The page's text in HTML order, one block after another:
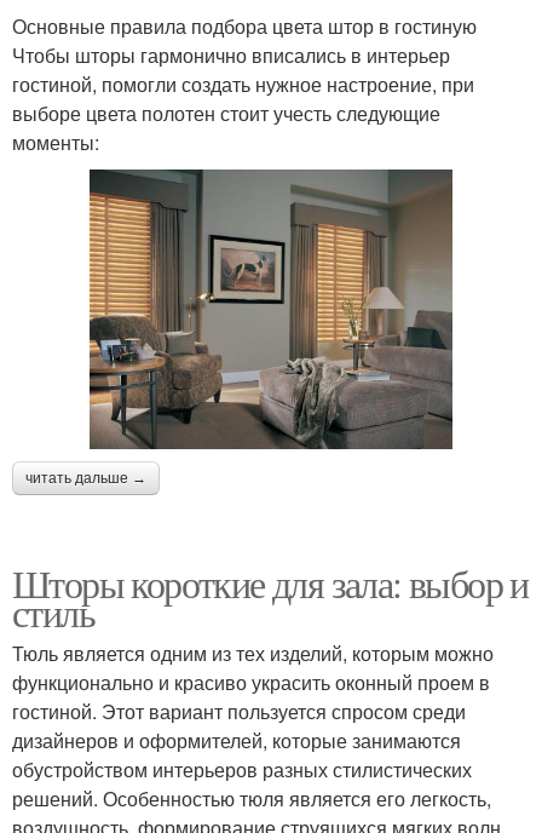
Основные правила подбора цвета штор в гостиную
Чтобы шторы гармонично вписались в интерьер
гостиной, помогли создать нужное настроение, при
выборе цвета полотен стоит учесть следующие
моменты:
читать дальше →
Шторы короткие для зала: выбор и
стиль
Тюль является одним из тех изделий, которым можно
функционально и красиво украсить оконный проем в
гостиной. Этот вариант пользуется спросом среди
дизайнеров и оформителей, которые занимаются
обустройством интерьеров разных стилистических
решений. Особенностью тюля является его легкость,